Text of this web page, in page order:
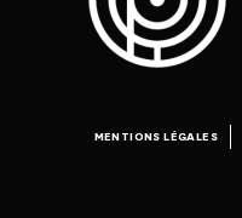
MENTIONS LÉGALES